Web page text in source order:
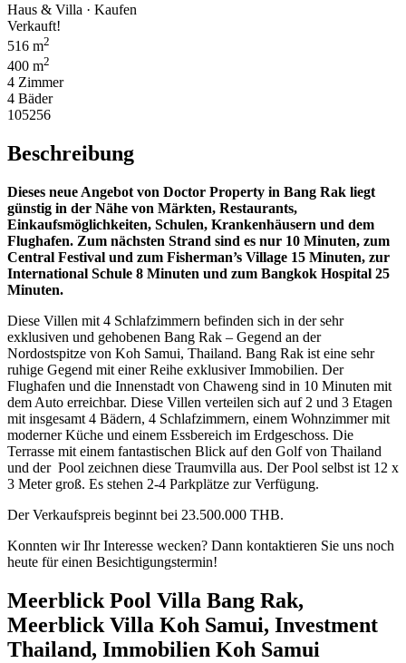
Haus & Villa · Kaufen
Verkauft!
516 m2
400 m2
4 Zimmer
4 Bäder
105256
Beschreibung
Dieses neue Angebot von Doctor Property in Bang Rak liegt
günstig in der Nähe von Märkten, Restaurants,
Einkaufsmöglichkeiten, Schulen, Krankenhäusern und dem
Flughafen. Zum nächsten Strand sind es nur 10 Minuten, zum
Central Festival und zum Fisherman’s Village 15 Minuten, zur
International Schule 8 Minuten und zum Bangkok Hospital 25
Minuten.
Diese Villen mit 4 Schlafzimmern befinden sich in der sehr
exklusiven und gehobenen Bang Rak – Gegend an der
Nordostspitze von Koh Samui, Thailand. Bang Rak ist eine sehr
ruhige Gegend mit einer Reihe exklusiver Immobilien. Der
Flughafen und die Innenstadt von Chaweng sind in 10 Minuten mit
dem Auto erreichbar. Diese Villen verteilen sich auf 2 und 3 Etagen
mit insgesamt 4 Bädern, 4 Schlafzimmern, einem Wohnzimmer mit
moderner Küche und einem Essbereich im Erdgeschoss. Die
Terrasse mit einem fantastischen Blick auf den Golf von Thailand
und der Pool zeichnen diese Traumvilla aus. Der Pool selbst ist 12 x
3 Meter groß. Es stehen 2-4 Parkplätze zur Verfügung.
Der Verkaufspreis beginnt bei 23.500.000 THB.
Konnten wir Ihr Interesse wecken? Dann kontaktieren Sie uns noch
heute für einen Besichtigungstermin!
Meerblick Pool Villa Bang Rak,
Meerblick Villa Koh Samui, Investment
Thailand, Immobilien Koh Samui